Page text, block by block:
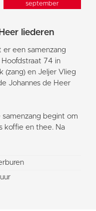
september
liederen
een samenzang
74 in
(zang) en Jeljer Vlieg
Johannes de Heer
begint om
koffie en thee. Na